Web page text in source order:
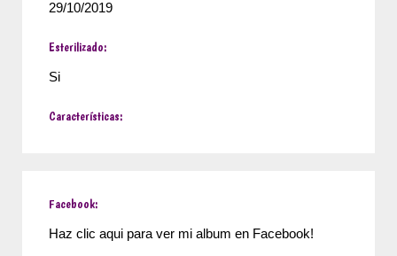
29/10/2019
Esterilizado:
Si
Características:
Facebook:
Haz clic aqui para ver mi album en Facebook!